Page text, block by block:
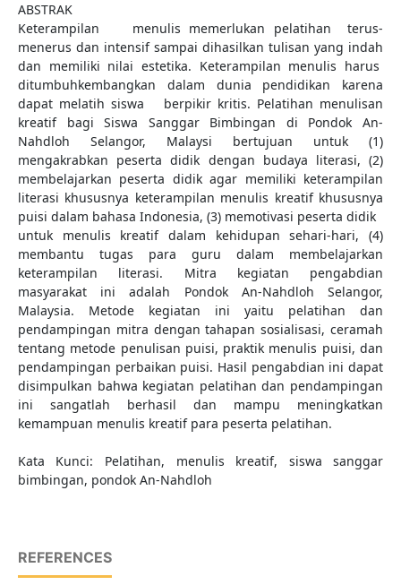
ABSTRAK
Keterampilan menulis memerlukan pelatihan terus-
menerus dan intensif sampai dihasilkan tulisan yang indah
dan memiliki nilai estetika. Keterampilan menulis harus
ditumbuhkembangkan dalam dunia pendidikan karena
dapat melatih siswa berpikir kritis. Pelatihan menulisan
kreatif bagi Siswa Sanggar Bimbingan di Pondok An-
Nahdloh Selangor, Malaysi bertujuan untuk (1)
mengakrabkan peserta didik dengan budaya literasi, (2)
membelajarkan peserta didik agar memiliki keterampilan
literasi khususnya keterampilan menulis kreatif khususnya
puisi dalam bahasa Indonesia, (3) memotivasi peserta didik
untuk menulis kreatif dalam kehidupan sehari-hari, (4)
membantu tugas para guru dalam membelajarkan
keterampilan literasi. Mitra kegiatan pengabdian
masyarakat ini adalah Pondok An-Nahdloh Selangor,
Malaysia. Metode kegiatan ini yaitu pelatihan dan
pendampingan mitra dengan tahapan sosialisasi, ceramah
tentang metode penulisan puisi, praktik menulis puisi, dan
pendampingan perbaikan puisi. Hasil pengabdian ini dapat
disimpulkan bahwa kegiatan pelatihan dan pendampingan
ini sangatlah berhasil dan mampu meningkatkan
kemampuan menulis kreatif para peserta pelatihan.
Kata Kunci: Pelatihan, menulis kreatif, siswa sanggar
bimbingan, pondok An-Nahdloh
REFERENCES